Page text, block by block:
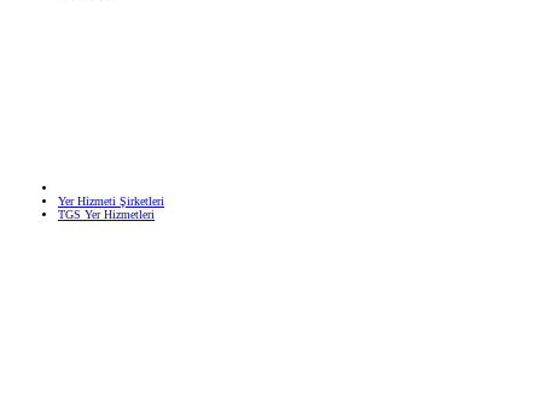
Yer Hizmeti Şirketleri
TGS Yer Hizmetleri